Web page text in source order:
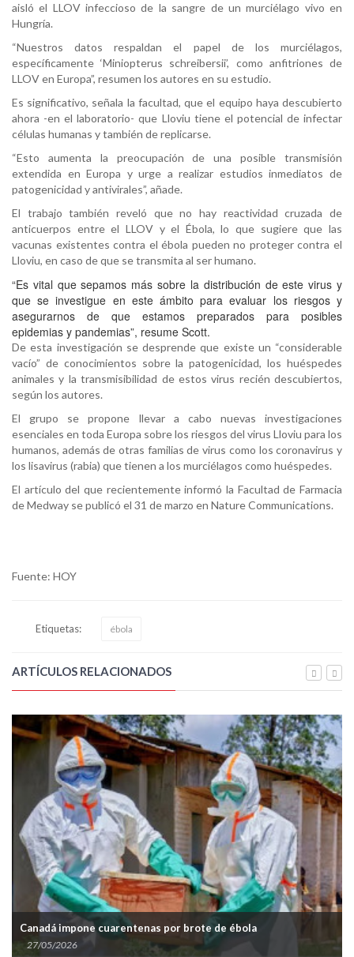
aisló el LLOV infeccioso de la sangre de un murciélago vivo en
Hungría.
“Nuestros datos respaldan el papel de los murciélagos,
específicamente ‘Miniopterus schreibersii’, como anfitriones de
LLOV en Europa”, resumen los autores en su estudio.
Es significativo, señala la facultad, que el equipo haya descubierto
ahora -en el laboratorio- que Lloviu tiene el potencial de infectar
células humanas y también de replicarse.
“Esto aumenta la preocupación de una posible transmisión
extendida en Europa y urge a realizar estudios inmediatos de
patogenicidad y antivirales”, añade.
El trabajo también reveló que no hay reactividad cruzada de
anticuerpos entre el LLOV y el Ébola, lo que sugiere que las
vacunas existentes contra el ébola pueden no proteger contra el
Lloviu, en caso de que se transmita al ser humano.
“Es vital que sepamos más sobre la distribución de este virus y
que se investigue en este ámbito para evaluar los riesgos y
asegurarnos de que estamos preparados para posibles
epidemias y pandemias”, resume Scott.
De esta investigación se desprende que existe un “considerable
vacío” de conocimientos sobre la patogenicidad, los huéspedes
animales y la transmisibilidad de estos virus recién descubiertos,
según los autores.
El grupo se propone llevar a cabo nuevas investigaciones
esenciales en toda Europa sobre los riesgos del virus Lloviu para los
humanos, además de otras familias de virus como los coronavirus y
los lisavirus (rabia) que tienen a los murciélagos como huéspedes.
El artículo del que recientemente informó la Facultad de Farmacia
de Medway se publicó el 31 de marzo en Nature Communications.
Fuente: HOY
Etiquetas: ébola
ARTÍCULOS RELACIONADOS
cuarentenas por brote de ébola
Aíslan el
09/05/2022